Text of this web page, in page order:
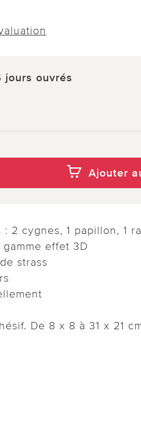
jours ouvrés
Ajouter
2 cygnes, 1 papillon, 1
effet 3D
strass
De 8 x 8 à 31 x 21